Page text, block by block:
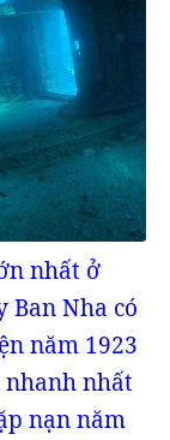
nhất ở
Ban Nha có
năm 1923
nhất
nạn năm